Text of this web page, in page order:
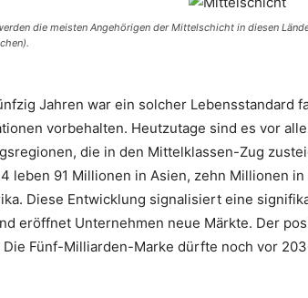
die meisten Angehörigen der Mittelschicht in diesen
Jahren war ein solcher Lebensstandard
vorbehalten. Heutzutage sind es vor
die in den Mittelklassen-Zug
leben 91 Millionen in Asien, zehn Millionen
Diese Entwicklung signalisiert eine
eröffnet Unternehmen neue Märkte. Der
Fünf-Milliarden-Marke dürfte noch vor